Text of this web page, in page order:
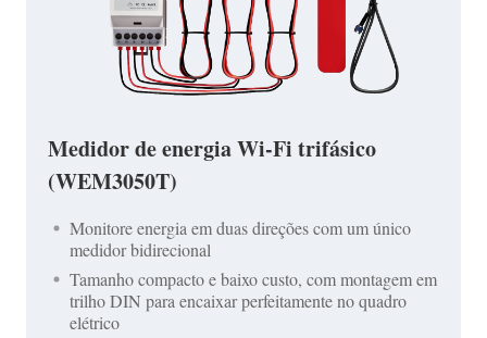
Medidor de energia Wi-Fi trifásico
(WEM3050T)
Monitore energia em duas direções com um único
medidor bidirecional
Tamanho compacto e baixo custo, com montagem em
trilho DIN para encaixar perfeitamente no quadro
elétrico